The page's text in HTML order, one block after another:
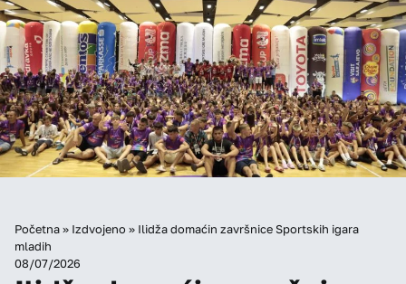
Početna» Izdvojeno » Ilidža domaćin završnice Sportskih igara
mladih
08/07/2026